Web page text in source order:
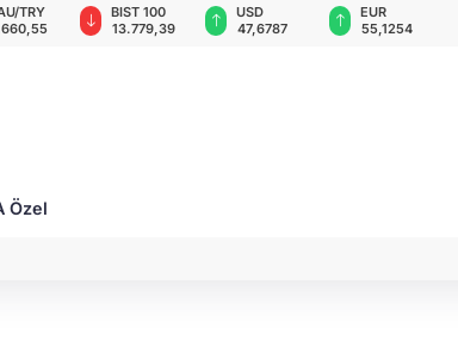
100
USD
47,6787
EUR
55,1254
GBP
64,3468
Özel